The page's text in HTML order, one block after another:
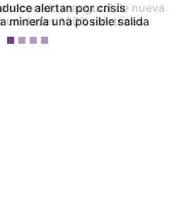
alertan por crisis
minería una posible salida